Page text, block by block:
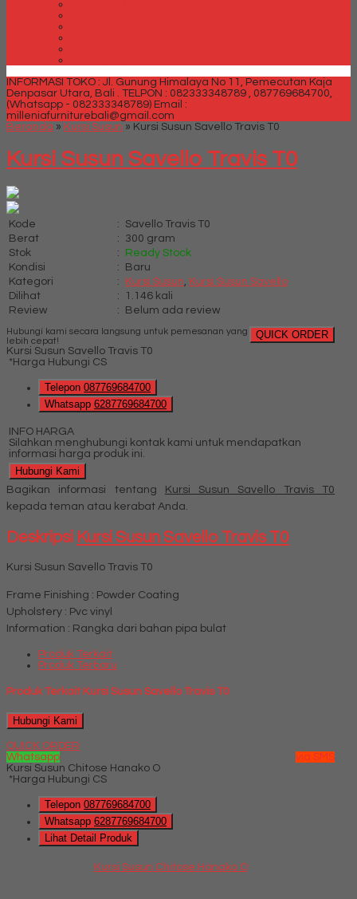
INFORMASI TOKO : Jl. Gunung Himalaya No 11, Pemecutan Kaja
Denpasar Utara, Bali . TELPON : 082333348789 , 087769684700,
(Whatsapp - 082333348789) Email :
milleniafurniturebali@gmail.com
Beranda » Kursi Susun » Kursi Susun Savello Travis T0
Kursi Susun Savello Travis T0
Kode :
Savello Travis T0
Berat
:
300 gram
Stok
:
Ready Stock
Kondisi
:
Baru
Kategori
: Kursi Susun Kursi Susun Savello
Dilihat
:
1.146 kali
Review
: Belum ada review
QUICK ORDER
Hubungi kami secara langsung untuk pemesanan yang
lebih cepat!
Kursi Susun Savello Travis T0
*Harga Hubungi CS
Telepon 087769684700
Whatsapp 6287769684700
INFO HARGA
Silahkan menghubungi kontak kami untuk mendapatkan
informasi harga produk ini.
Hubungi Kami
Bagikan informasi tentang Kursi Susun Savello Travis T0
kepada teman atau kerabat Anda.
Deskripsi Kursi Susun Savello Travis T0
Kursi Susun Savello Travis T0
Frame Finishing : Powder Coating
Upholstery : Pvc vinyl
Information : Rangka dari bahan pipa bulat
Produk Terkait
Produk Terbaru
Produk Terkait Kursi Susun Savello Travis T0
Hubungi Kami
QUICK ORDER
Whatsapp
via SMS
Kursi Susun Chitose Hanako O
*Harga Hubungi CS
Telepon 087769684700
Whatsapp 6287769684700
Lihat Detail Produk
Kursi Susun Chitose Hanako O